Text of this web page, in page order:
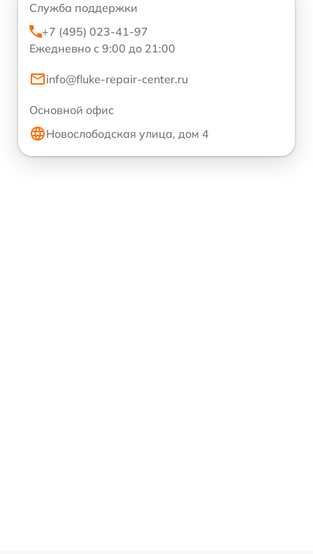
Служба поддержки
+7 (495) 023-41-97
Ежедневно с 9:00 до 21:00
info@fluke-repair-center.ru
Основной офис
Новослободская улица, дом 4